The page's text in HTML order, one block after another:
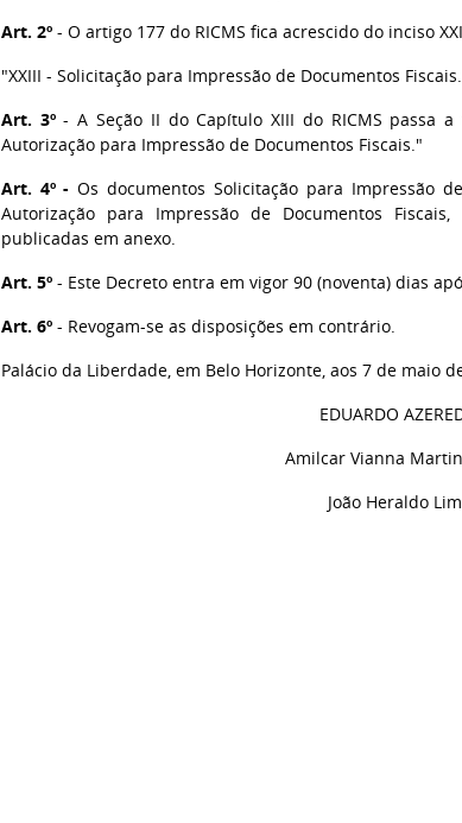
Art. 2º- O artigo 177 do RICMS fica acrescido do inciso
"XXIII - Solicitação para Impressão de Documentos
Art. 3º- A Seção II do Capítulo XIII do RICMS passa
Autorização para Impressão de Documentos Fiscais."
Art. 4º - Os documentos Solicitação para Impressão
Autorização para Impressão de Documentos
publicadas em anexo.
Art. 5º- Este Decreto entra em vigor 90 (noventa) dias
Art. 6º- Revogam-se as disposições em contrário.
Palácio da Liberdade, em Belo Horizonte, aos 7 de maio
EDUARDO
Amilcar Vianna
João Heraldo